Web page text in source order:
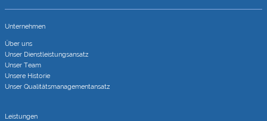
Unternehmen
Über uns
Unser Dienstleistungsansatz
Unser Team
Unsere Historie
Unser Qualitätsmanagementansatz
Leistungen